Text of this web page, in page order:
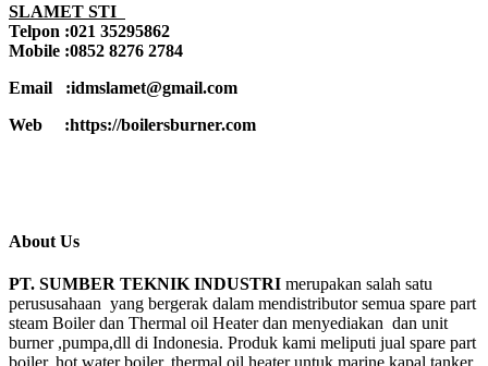
SLAMET STI
Telpon :021 35295862
Mobile :0852 8276 2784
Email :idmslamet@gmail.com
Web :https://boilersburner.com
About Us
PT. SUMBER TEKNIK INDUSTRI merupakan salah satu
perususahaan yang bergerak dalam mendistributor semua spare part
steam Boiler dan Thermal oil Heater dan menyediakan dan unit
burner ,pumpa,dll di Indonesia. Produk kami meliputi jual spare part